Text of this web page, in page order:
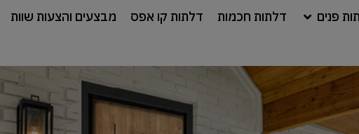
פנים דלתות חכמות דלתות קו אפס מבצעים והצעות שוות